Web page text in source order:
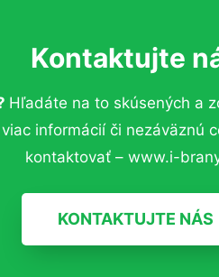
Kontaktujte
Hľadáte na to skúsených a
informácií či nezáväznú
kontaktovať – www.i-
KONTAKTUJTE NÁS